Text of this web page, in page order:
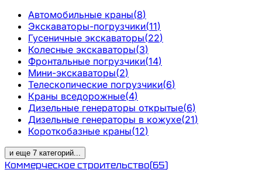
Автомобильные краны(8)
Экскаваторы-погрузчики(11)
Гусеничные экскаваторы(22)
Колесные экскаваторы(3)
Фронтальные погрузчики(14)
Мини-экскаваторы(2)
Телескопические погрузчики(6)
Краны вседорожные(4)
Дизельные генераторы открытые(6)
Дизельные генераторы в кожухе(21)
Короткобазные краны(12)
и еще 7 категорий...
Коммерческое строительство(65)